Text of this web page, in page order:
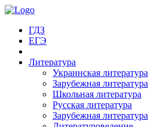
ГДЗ
ЕГЭ
Литература
Украинская литература
Зарубежная литература
Школьная литература
Русская литература
Зарубежная литература